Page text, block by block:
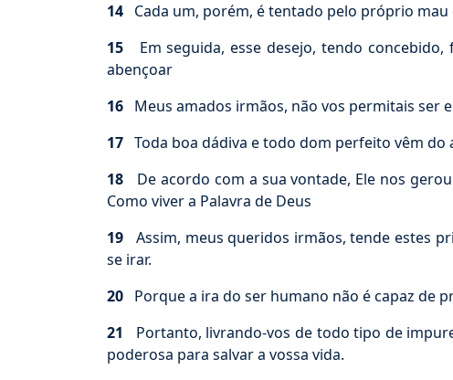
14 Cada um, porém, é tentado pelo próprio
15 Em seguida, esse desejo, tendo
abençoar
16 Meus amados irmãos, não vos permitais ser
17 Toda boa dádiva e todo dom perfeito vêm do
18 De acordo com a sua vontade, Ele nos
Como viver a Palavra de Deus
19 Assim, meus queridos irmãos, tende estes
se irar.
20 Porque a ira do ser humano não é capaz de
21 Portanto, livrando-vos de todo tipo de
poderosa para salvar a vossa vida.